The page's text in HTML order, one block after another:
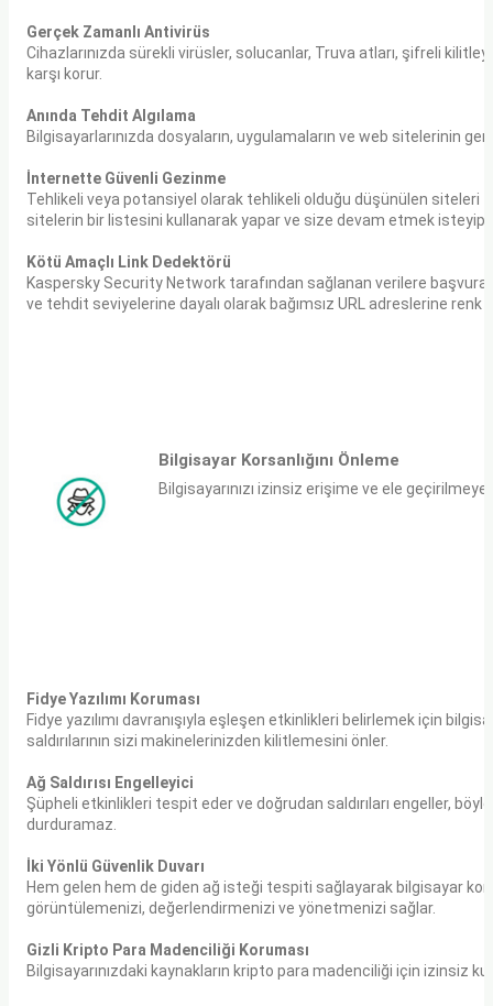
Gerçek Zamanlı Antivirüs
Cihazlarınızda sürekli virüsler, solucanlar, Truva atları, şifreli
karşı korur.
Anında Tehdit Algılama
Bilgisayarlarınızda dosyaların, uygulamaların ve web sitelerinin
İnternette Güvenli Gezinme
Tehlikeli veya potansiyel olarak tehlikeli olduğu düşünülen siteleri
sitelerin bir listesini kullanarak yapar ve size devam etmek isteyip
Kötü Amaçlı Link Dedektörü
Kaspersky Security Network tarafından sağlanan verilere
ve tehdit seviyelerine dayalı olarak bağımsız URL adreslerine renk
Bilgisayar Korsanlığını Önleme
Bilgisayarınızı izinsiz erişime ve ele
Fidye Yazılımı Koruması
Fidye yazılımı davranışıyla eşleşen etkinlikleri belirlemek için
saldırılarının sizi makinelerinizden kilitlemesini önler.
Ağ Saldırısı Engelleyici
Şüpheli etkinlikleri tespit eder ve doğrudan saldırıları engeller,
durduramaz.
İki Yönlü Güvenlik Duvarı
Hem gelen hem de giden ağ isteği tespiti sağlayarak bilgisayar
görüntülemenizi, değerlendirmenizi ve yönetmenizi sağlar.
Gizli Kripto Para Madenciliği Koruması
Bilgisayarınızdaki kaynakların kripto para madenciliği için izinsiz